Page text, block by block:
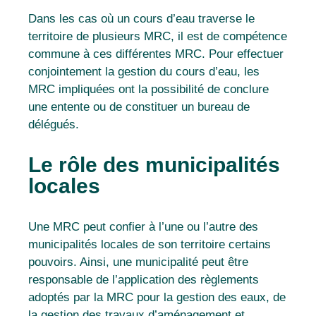
Dans les cas où un cours d’eau traverse le
territoire de plusieurs MRC, il est de compétence
commune à ces différentes MRC. Pour effectuer
conjointement la gestion du cours d’eau, les
MRC impliquées ont la possibilité de conclure
une entente ou de constituer un bureau de
délégués.
Le rôle des municipalités
locales
Une MRC peut confier à l’une ou l’autre des
municipalités locales de son territoire certains
pouvoirs. Ainsi, une municipalité peut être
responsable de l’application des règlements
adoptés par la MRC pour la gestion des eaux, de